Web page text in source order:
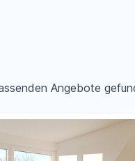
Filter für Preis
Angebote